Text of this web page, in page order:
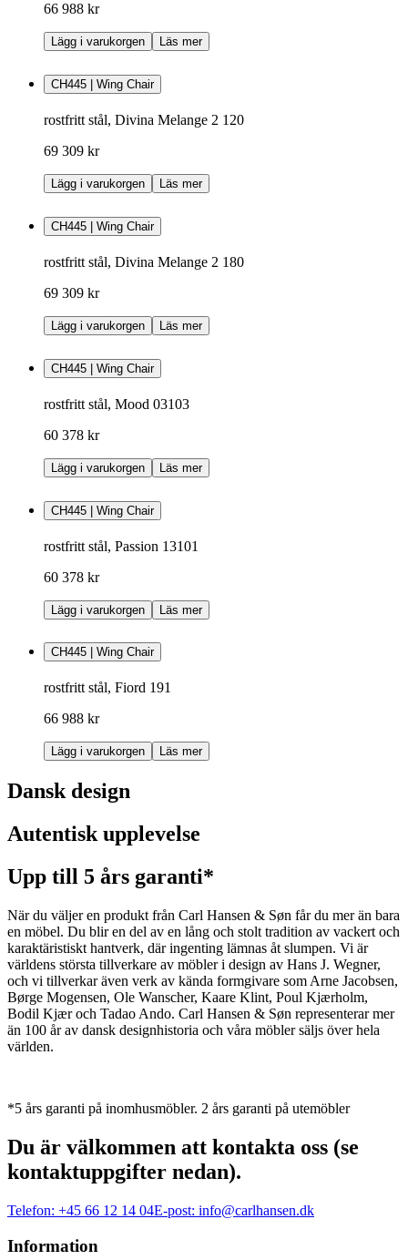
66 988 kr
Lägg i varukorgen Läs mer
CH445 | Wing Chair
rostfritt stål, Divina Melange 2 120
69 309 kr
Lägg i varukorgen Läs mer
CH445 | Wing Chair
rostfritt stål, Divina Melange 2 180
69 309 kr
Lägg i varukorgen Läs mer
CH445 | Wing Chair
rostfritt stål, Mood 03103
60 378 kr
Lägg i varukorgen Läs mer
CH445 | Wing Chair
rostfritt stål, Passion 13101
60 378 kr
Lägg i varukorgen Läs mer
CH445 | Wing Chair
rostfritt stål, Fiord 191
66 988 kr
Lägg i varukorgen Läs mer
Dansk design
Autentisk upplevelse
Upp till 5 års garanti*
När du väljer en produkt från Carl Hansen & Søn får du mer än bara
en möbel. Du blir en del av en lång och stolt tradition av vackert och
karaktäristiskt hantverk, där ingenting lämnas åt slumpen. Vi är
världens största tillverkare av möbler i design av Hans J. Wegner,
och vi tillverkar även verk av kända formgivare som Arne Jacobsen,
Børge Mogensen, Ole Wanscher, Kaare Klint, Poul Kjærholm,
Bodil Kjær och Tadao Ando. Carl Hansen & Søn representerar mer
än 100 år av dansk designhistoria och våra möbler säljs över hela
världen.
*5 års garanti på inomhusmöbler. 2 års garanti på utemöbler
Du är välkommen att kontakta oss (se
kontaktuppgifter nedan).
Telefon: +45 66 12 14 04E-post: info@carlhansen.dk
Information